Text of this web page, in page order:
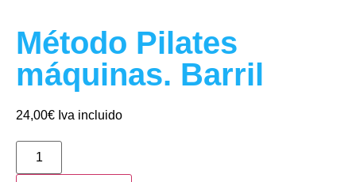
Método Pilates
máquinas. Barril
24,00€ Iva incluido